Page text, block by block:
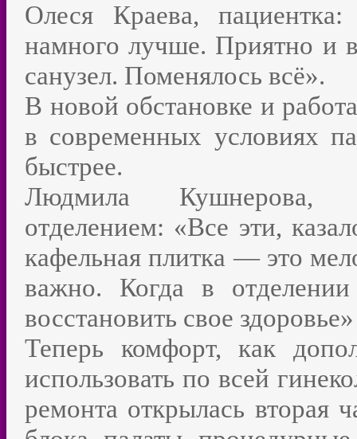
Олеся Краева,
намного лучше. Приятно и
санузел. Поменялось всё».
В новой обстановке и
в современных условиях
быстрее.
Людмила Кушнерова,
отделением: «Все эти,
кафельная плитка — это
важно. Когда в
восстановить свое
Теперь комфорт, как
использовать по всей
ремонта открылась вторая